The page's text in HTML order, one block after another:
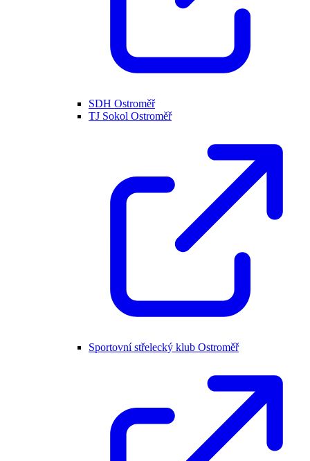
SDH Ostroměř
TJ Sokol Ostroměř
Sportovní střelecký klub Ostroměř